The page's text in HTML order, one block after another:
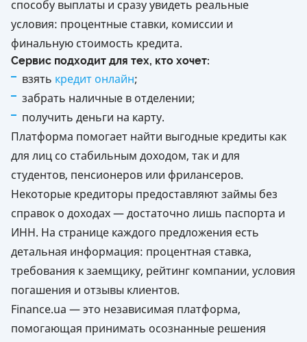
информацию только о зарегистрированных и
лицензированных партнёрах.
способу выплаты и сразу увидеть реальные
условия: процентные ставки, комиссии и
финальную стоимость кредита.
Сервис подходит для тех, кто хочет:
взять кредит онлайн;
забрать наличные в отделении;
получить деньги на карту.
Платформа помогает найти выгодные кредиты как
для лиц со стабильным доходом, так и для
студентов, пенсионеров или фрилансеров.
Некоторые кредиторы предоставляют займы без
справок о доходах — достаточно лишь паспорта и
ИНН. На странице каждого предложения есть
детальная информация: процентная ставка,
требования к заемщику, рейтинг компании, условия
погашения и отзывы клиентов.
Finance.ua — это независимая платформа,
помогающая принимать осознанные решения